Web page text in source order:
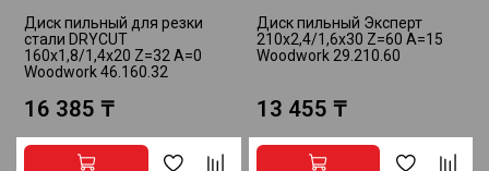
Диск пильный для резки
стали DRYCUT
160x1,8/1,4x20 Z=32 A=0
Woodwork 46.160.32
16 385 ₸
Диск пильный Эксперт
210x2,4/1,6x30 Z=60 A=15
Woodwork 29.210.60
13 455 ₸